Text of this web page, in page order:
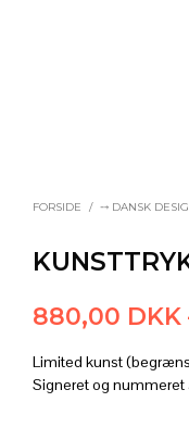
FORSIDE / ⤍ DANSK
880,00 DKK
Limited kunst
Signeret og nummeret